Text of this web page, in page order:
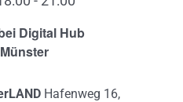
Digital Hub
Hafenweg 16,